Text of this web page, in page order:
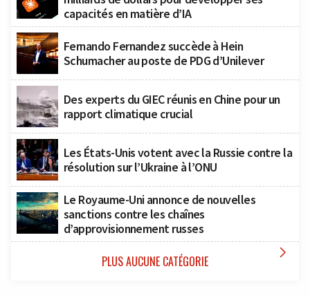
capacités en matière d’IA
Fernando Fernandez succède à Hein
Schumacher au poste de PDG d’Unilever
Des experts du GIEC réunis en Chine pour un
rapport climatique crucial
Les États-Unis votent avec la Russie contre la
résolution sur l’Ukraine à l’ONU
Le Royaume-Uni annonce de nouvelles
sanctions contre les chaînes
d’approvisionnement russes
PLUS AUCUNE CATÉGORIE 